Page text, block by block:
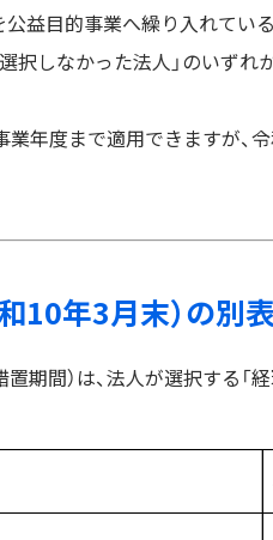
益目的事業へ繰り入れてい
択しなかった法人」のいずれ
年度まで適用できますが、
10年3月末）の別
期間）は、法人が選択する「